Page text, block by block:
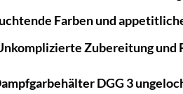
Farben und
Zubereitung und
DGG 3